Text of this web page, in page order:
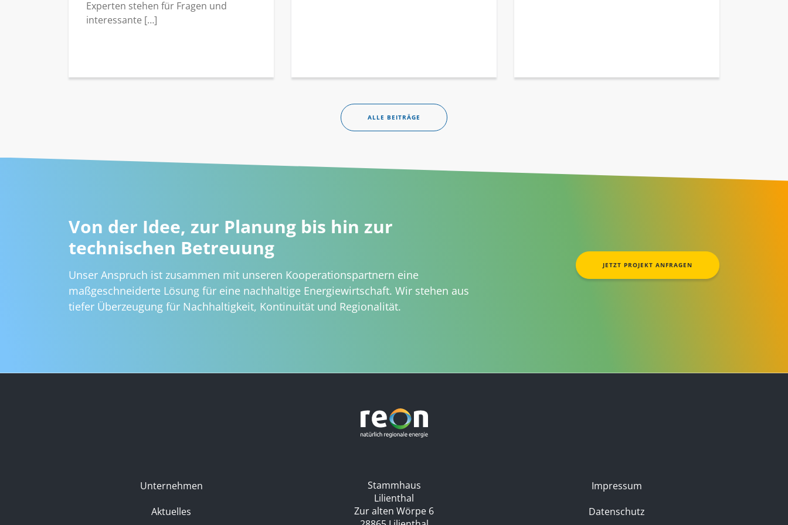
Experten stehen für Fragen und
interessante […]
ALLE BEITRÄGE
Von der Idee, zur Planung bis hin zur
technischen Betreuung
Unser Anspruch ist zusammen mit unseren Kooperationspartnern eine
maßgeschneiderte Lösung für eine nachhaltige Energiewirtschaft. Wir stehen aus
tiefer Überzeugung für Nachhaltigkeit, Kontinuität und Regionalität.
JETZT PROJEKT ANFRAGEN
Unternehmen
Aktuelles
Stammhaus
Lilienthal
Zur alten Wörpe 6
Impressum
Datenschutz